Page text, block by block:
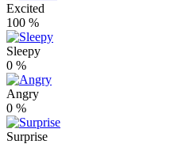
Excited
100 %
Sleepy
0 %
Angry
0 %
Surprise